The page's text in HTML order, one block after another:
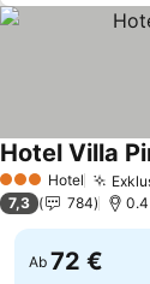
3 SterneHotel
Hotel Villa
7,3 784
Ab 72 €